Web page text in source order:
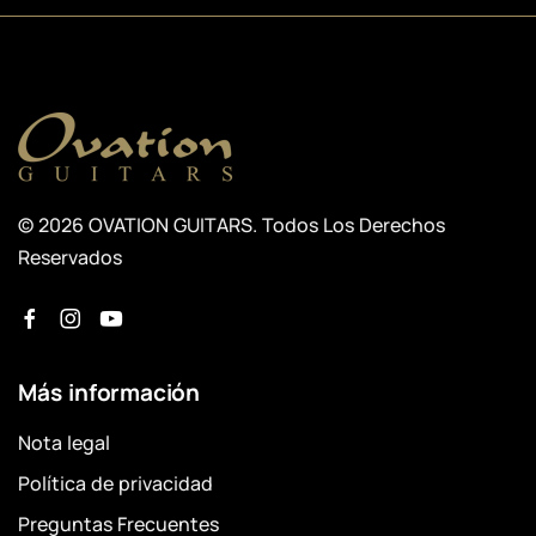
© 2026 OVATION GUITARS. Todos Los Derechos
Reservados
Más información
Nota legal
Política de privacidad
Preguntas Frecuentes